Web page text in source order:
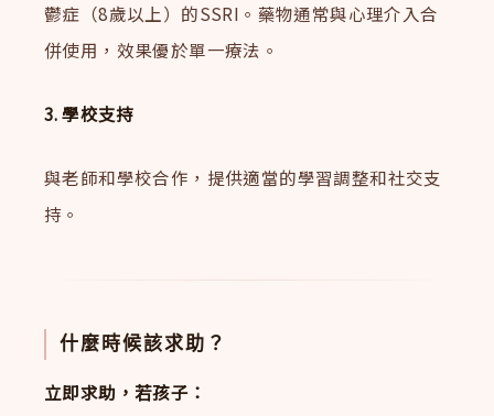
鬱症（8歲以上）的SSRI。藥物通常與心理介入合
併使用，效果優於單一療法。
3. 學校支持
與老師和學校合作，提供適當的學習調整和社交支
持。
什麼時候該求助？
立即求助，若孩子：